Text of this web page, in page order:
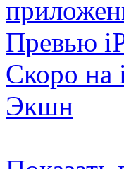
Превью
Скоро на
Экшн